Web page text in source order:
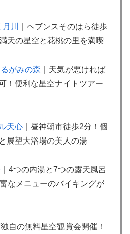
川
｜ヘブンスそのはら徒歩
天の星空と花桃の里を満喫
がみの森 ｜天気が悪ければ
！便利な星空ナイトツアー
天心 ｜昼神朝市徒歩2分！個
展望大浴場の美人の湯
｜4つの内湯と7つの露天風呂
なメニューのバイキングが
独自の無料星空観賞会開催！